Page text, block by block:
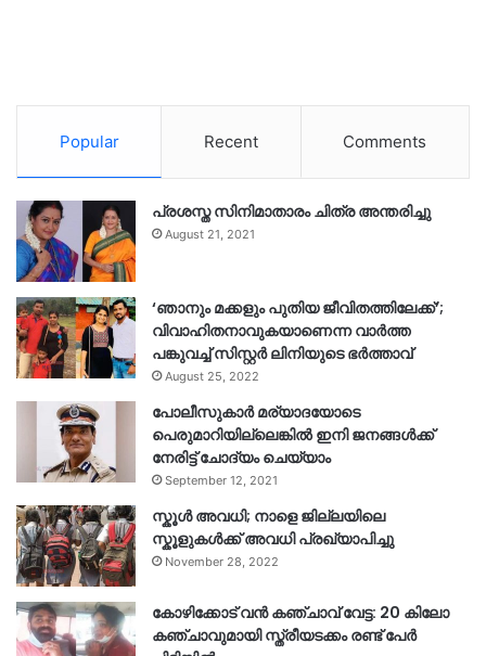
Popular Recent Comments
പ്രശസ്ത സിനിമാതാരം ചിത്ര അന്തരിച്ചു
August 21, 2021
‘ഞാനും മക്കളും പുതിയ ജീവിതത്തിലേക്ക്’;
വിവാഹിതനാവുകയാണെന്ന വാർത്ത
പങ്കുവച്ച് സിസ്റ്റർ ലിനിയുടെ ഭർത്താവ്
August 25, 2022
പോലീസുകാര്‍ മര്യാദയോടെ
പെരുമാറിയില്ലെങ്കില്‍ ഇനി ജനങ്ങള്‍ക്ക്
നേരിട്ട് ചോദ്യം ചെയ്യാം
September 12, 2021
സ്കൂൾ അവധി; നാളെ ജില്ലയിലെ
സ്കൂളുകൾക്ക് അവധി പ്രഖ്യാപിച്ചു
November 28, 2022
കോഴിക്കോട് വൻ കഞ്ചാവ് വേട്ട: 20 കിലോ
കഞ്ചാവുമായി സ്ത്രീയടക്കം രണ്ട് പേർ